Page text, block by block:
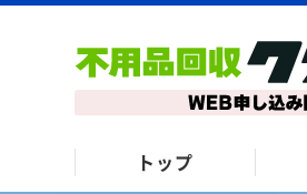
トップ